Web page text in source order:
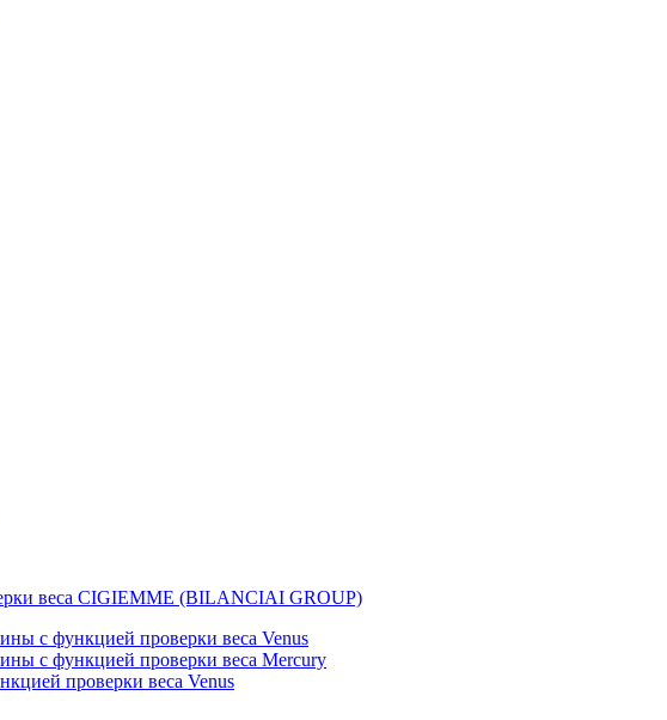
веса CIGIEMME (BILANCIAI GROUP)
с функцией проверки веса Venus
с функцией проверки веса Mercury
проверки веса Venus